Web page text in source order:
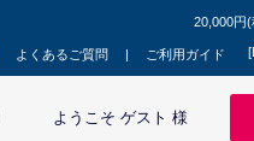
20,000円
よくあるご質問 ご利用ガイド
ようこそ ゲスト 様